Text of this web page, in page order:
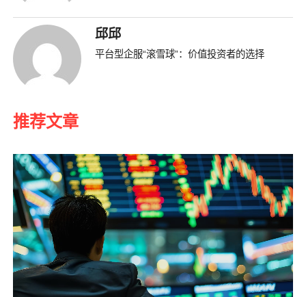
邱邱
平台型企服“滚雪球”：价值投资者的选择
推荐文章